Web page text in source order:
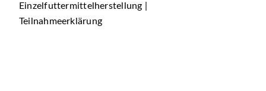
Einzelfuttermittelherstellung |
Teilnahmeerklärung